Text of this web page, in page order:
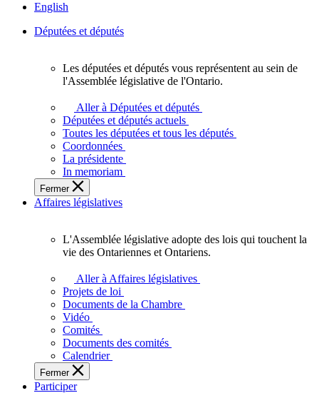
English
Députées et députés
députés
vous
représentent
sein
de
l'Assemblée
législative
l'Ontario.
Les députées et députés vous représentent au sein de
l'Assemblée législative de l'Ontario.
Aller à Députées et députés
Députées et députés actuels
Toutes les députées et tous les députés
Coordonnées
La présidente
In memoriam
Fermer
Affaires législatives
L'Assemblée
adopte
touchent
des
Ontariennes
et
L'Assemblée législative adopte des lois qui touchent la
vie des Ontariennes et Ontariens.
Aller à Affaires législatives
Projets de loi
Documents de la Chambre
Vidéo
Comités
Documents des comités
Calendrier
Fermer
Participer